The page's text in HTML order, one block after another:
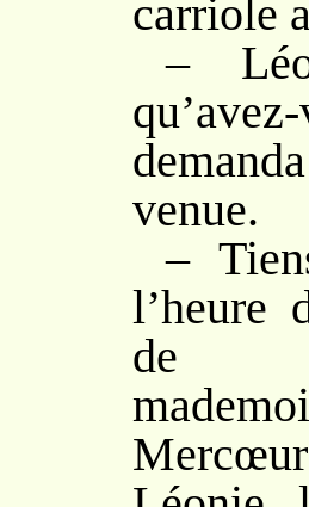
carriole
–
venue.
–
l’heure
de